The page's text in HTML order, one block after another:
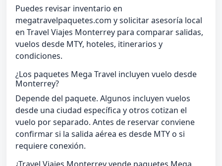
Puedes revisar inventario en
megatravelpaquetes.com y solicitar asesoría local
en Travel Viajes Monterrey para comparar salidas,
vuelos desde MTY, hoteles, itinerarios y
condiciones.
¿Los paquetes Mega Travel incluyen vuelo desde
Monterrey?
Depende del paquete. Algunos incluyen vuelos
desde una ciudad específica y otros cotizan el
vuelo por separado. Antes de reservar conviene
confirmar si la salida aérea es desde MTY o si
requiere conexión.